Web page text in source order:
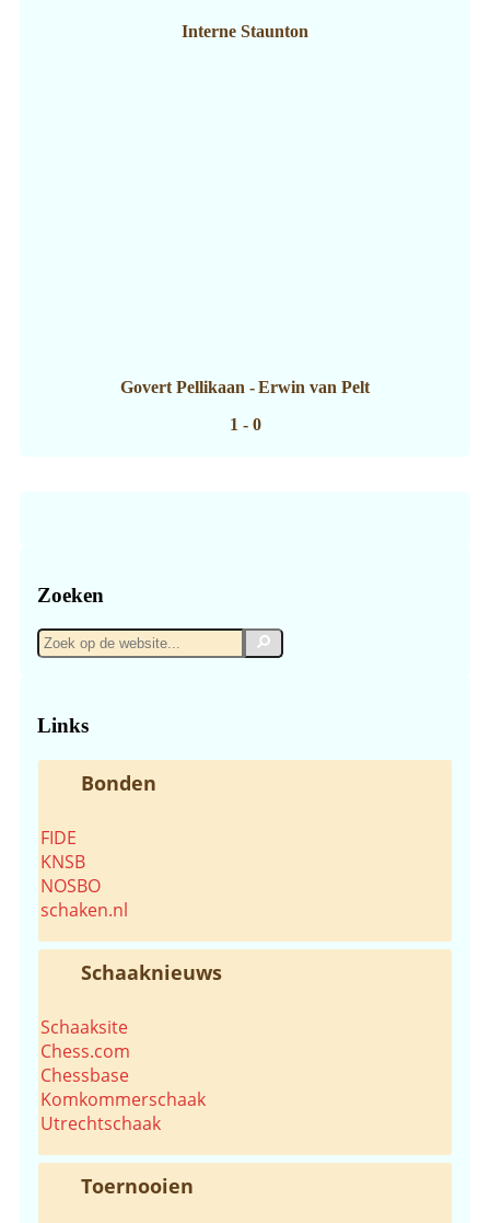
Interne Staunton
Govert Pellikaan - Erwin van Pelt
1 - 0
Zoeken
Zoek
op
Zoek
Links
Bonden
FIDE
KNSB
NOSBO
schaken.nl
Schaaknieuws
Schaaksite
Chess.com
Chessbase
Komkommerschaak
Utrechtschaak
Toernooien